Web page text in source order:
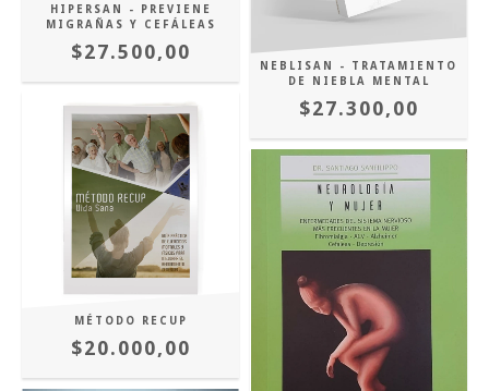
HIPERSAN - PREVIENE
MIGRAÑAS Y CEFÁLEAS
$27.500,00
NEBLISAN - TRATAMIENTO
DE NIEBLA MENTAL
$27.300,00
MÉTODO RECUP
$20.000,00